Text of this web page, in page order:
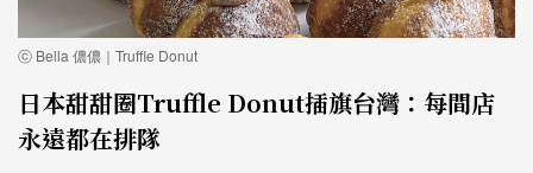
ⓒ Bella 儂儂｜Truffle Donut
日本甜甜圈Truffle Donut插旗台灣：每間店
永遠都在排隊